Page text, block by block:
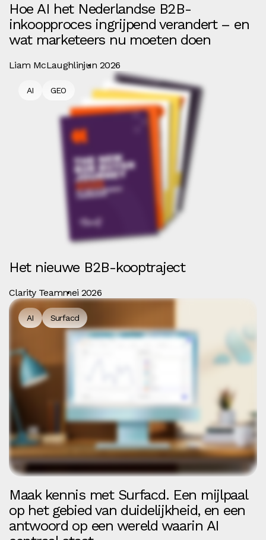
Hoe AI het Nederlandse B2B-
inkoopproces ingrijpend verandert – en
wat marketeers nu moeten doen
Liam McLaughlinjun 2026
AI GEO
Het nieuwe B2B-kooptraject
Clarity Teammei 2026
AI Surfacd
Maak kennis met Surfacd. Een mijlpaal
op het gebied van duidelijkheid, en een
antwoord op een wereld waarin AI